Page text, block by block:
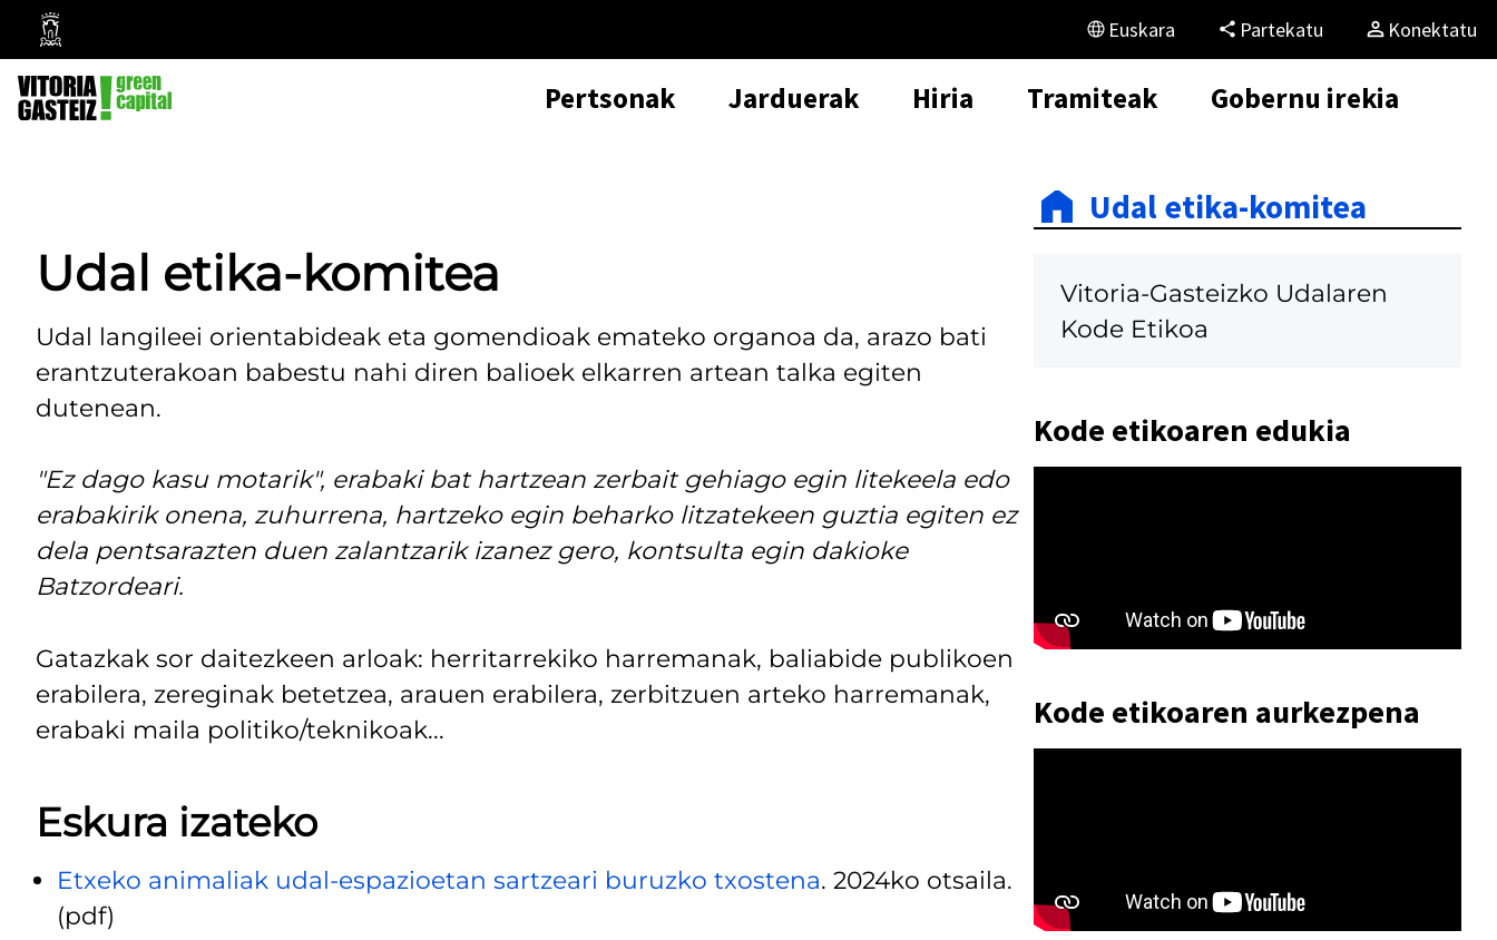
Vitoria-
Gasteizko
Udala
Euskara Partekatu Konektatu
Pertsonak Jarduerak Hiria Tramiteak Gobernu irekia
Udal etika-komitea
Udal langileei orientabideak eta gomendioak emateko organoa da, arazo bati
erantzuterakoan babestu nahi diren balioek elkarren artean talka egiten
dutenean.
"Ez dago kasu motarik", erabaki bat hartzean zerbait gehiago egin litekeela edo
erabakirik onena, zuhurrena, hartzeko egin beharko litzatekeen guztia egiten ez
dela pentsarazten duen zalantzarik izanez gero, kontsulta egin dakioke
Batzordeari.
Gatazkak sor daitezkeen arloak: herritarrekiko harremanak, baliabide publikoen
erabilera, zereginak betetzea, arauen erabilera, zerbitzuen arteko harremanak,
erabaki maila politiko/teknikoak...
Eskura izateko
Etxeko animaliak udal-espazioetan sartzeari buruzko txostena. 2024ko otsaila.
(pdf)
Udal etika-komitea
Vitoria-Gasteizko Udalaren
Kode Etikoa
Kode etikoaren edukia
Kode etikoaren aurkezpena